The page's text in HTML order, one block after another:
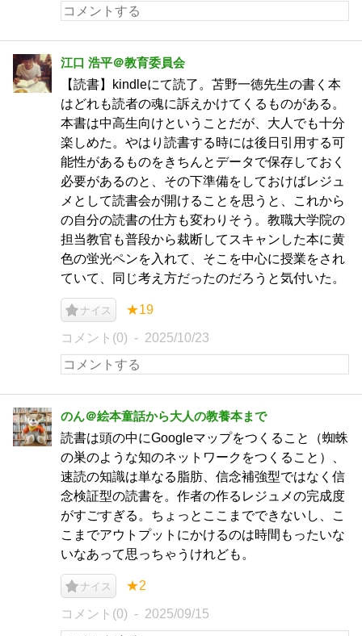
江口 浩平＠教育委員会
【読書】kindleにて読了。苫野一徳先生の書く本
はどれも読者の魂に訴えかけてくるものがある。
本書は中高生向けということだが、大人でも十分
楽しめた。やはり読書する時には後日引用する可
能性があるものをきちんとデータで保存しておく
必要があるのと、その下準備をしておけばレジュ
メとして読書会が開けることを思うと、これから
の自分の読書の仕方も変わりそう。教職大学院の
担当教官も普段から裁断してスキャンした本に黄
色の蛍光ペンを入れて、そこを中心に授業をされ
ていて、同じ考え方だったのだろうと気付いた。
ナイス ★19
コメント(0) 2025/10/23
のん＠絵本童話から大人の教養本まで
読書は頭の中にGoogleマップをつくること（蜘蛛
の巣のような知のネットワークをつくること）、
速読の知識は単なる脂肪、信念補強型ではなく信
念検証型の読書を。作者の作るレジュメの完成度
がすごすぎる。ちょっとここまでできないし、こ
こまでアウトプットにかけるのは時間もったいな
いなあって思っちゃうけれども。
ナイス ★2
コメント(0) 2025/09/15